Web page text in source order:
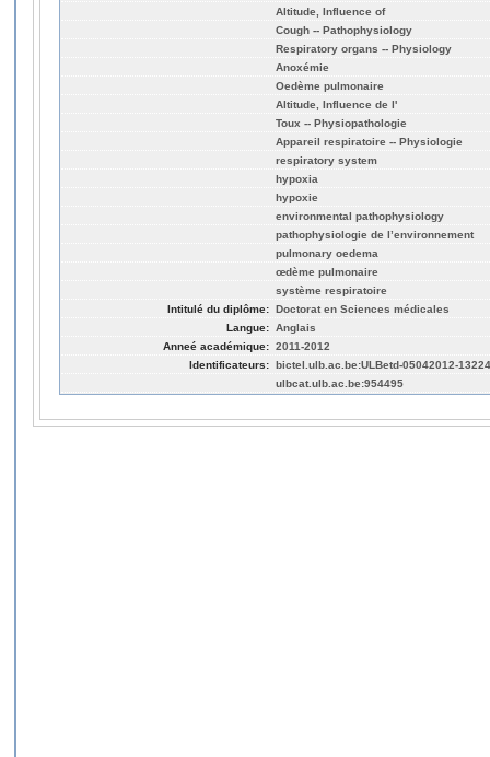
Altitude, Influence of
Cough -- Pathophysiology
Respiratory organs -- Physiology
Anoxémie
Oedème pulmonaire
Altitude, Influence de l'
Toux -- Physiopathologie
Appareil respiratoire -- Physiologie
respiratory system
hypoxia
hypoxie
environmental pathophysiology
pathophysiologie de l’environnement
pulmonary oedema
œdème pulmonaire
système respiratoire
Intitulé du diplôme: Doctorat en Sciences médicales
Langue: Anglais
Anneé académique: 2011-2012
Identificateurs: bictel.ulb.ac.be:ULBetd-05042012-
ulbcat.ulb.ac.be:954495